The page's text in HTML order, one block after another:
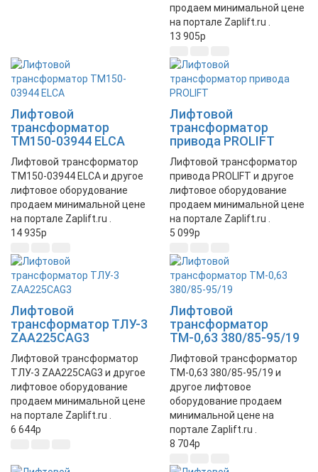
продаем минимальной цене
на портале Zaplift.ru .
13 905p
Лифтовой
трансформатор
TM150-03944 ELCA
Лифтовой трансформатор
TM150-03944 ELCA и другое
лифтовое оборудование
продаем минимальной цене
на портале Zaplift.ru .
14 935p
Лифтовой
трансформатор
привода PROLIFT
Лифтовой трансформатор
привода PROLIFT и другое
лифтовое оборудование
продаем минимальной цене
на портале Zaplift.ru .
5 099p
Лифтовой
трансформатор ТЛУ-3
ZAA225CAG3
Лифтовой трансформатор
ТЛУ-3 ZAA225CAG3 и другое
лифтовое оборудование
продаем минимальной цене
на портале Zaplift.ru .
6 644p
Лифтовой
трансформатор
ТМ-0,63 380/85-95/19
Лифтовой трансформатор
ТМ-0,63 380/85-95/19 и
другое лифтовое
оборудование продаем
минимальной цене на
портале Zaplift.ru .
8 704p